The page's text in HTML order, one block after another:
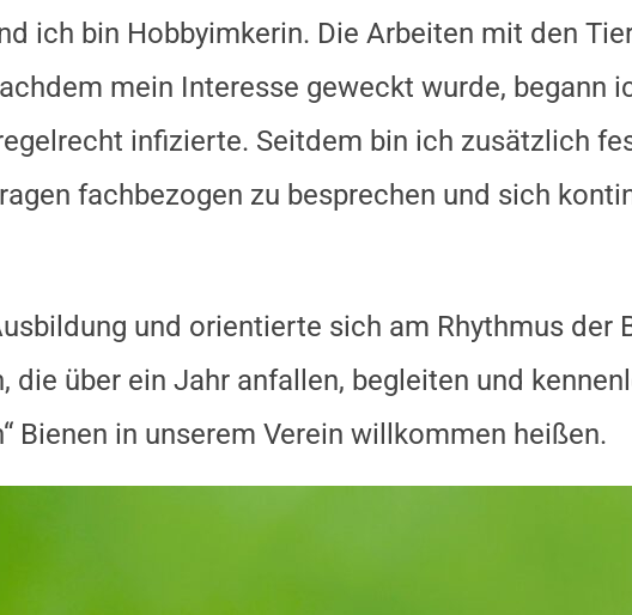
ich bin Hobbyimkerin. Die Arbeiten mit den
mein Interesse geweckt wurde, begann
infizierte. Seitdem bin ich zusätzlich
fachbezogen zu besprechen und sich
und orientierte sich am Rhythmus der
die über ein Jahr anfallen, begleiten und
Bienen in unserem Verein willkommen heißen.